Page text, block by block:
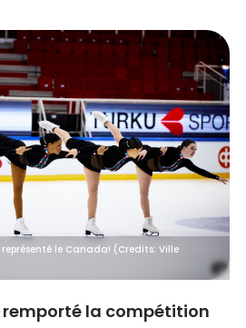
le Canada! (Credits: Ville
remporté la compétition